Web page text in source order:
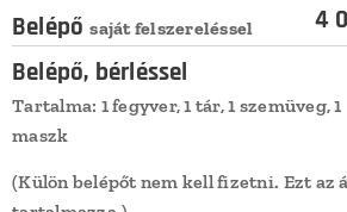
Belépősaját felszereléssel
4
Belépő, bérléssel
Tartalma: 1 fegyver, 1 tár, 1 szemüveg, 1
maszk
(Külön belépőt nem kell fizetni. Ezt az